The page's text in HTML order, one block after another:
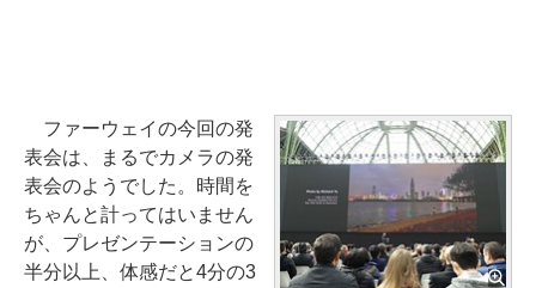
ファーウェイの今回の発
表会は、まるでカメラの発
表会のようでした。時間を
ちゃんと計ってはいません
が、プレゼンテーションの
半分以上、体感だと4分の3